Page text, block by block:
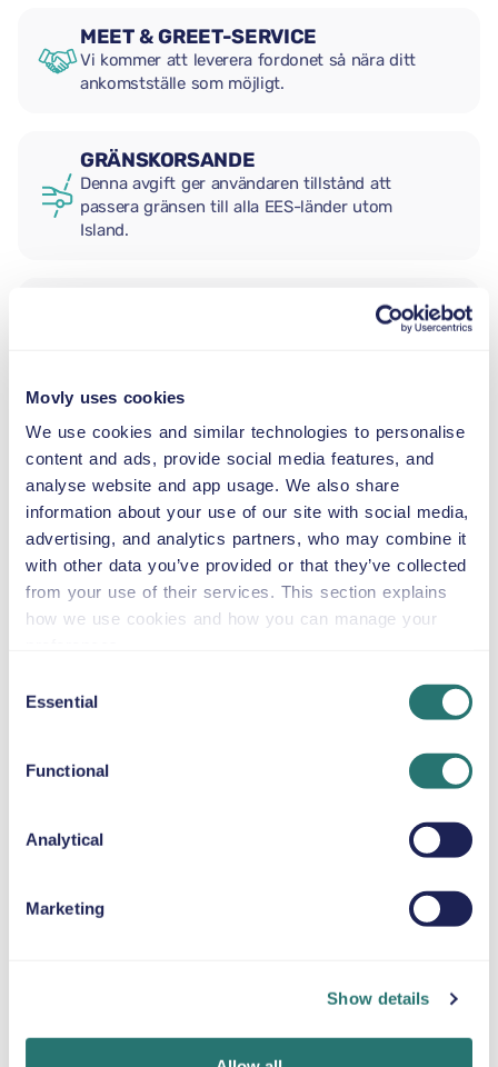
Movly uses cookies
We use cookies and similar technologies to personalise
content and ads, provide social media features, and
analyse website and app usage. We also share
information about your use of our site with social media,
advertising, and analytics partners, who may combine it
with other data you’ve provided or that they’ve collected
from your use of their services. This section explains
how we use cookies and how you can manage your
Selection
Essential
Functional
Analytical
Marketing
Show details
MEET & GREET-SERVICE
Vi kommer att leverera fordonet så nära ditt
ankomstställe som möjligt.
GRÄNSKORSANDE
Denna avgift ger användaren tillstånd att
passera gränsen till alla EES-länder utom
Island.
BABYSKYDD
2,5–13 kg
SMÅBARNSTOL
9–18 kg
BÄLTESSTOL
15–36 kg
BÄLTESKUDDE
minuter via Movlys
mobilen med vår
Bli verifierad
dokument direkt
via appen.